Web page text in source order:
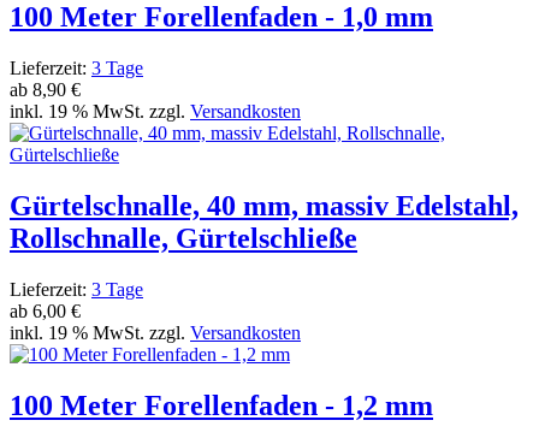
100 Meter Forellenfaden - 1,0 mm
Lieferzeit: 3 Tage
ab 8,90 €
inkl. 19 % MwSt. zzgl. Versandkosten
Gürtelschnalle, 40 mm, massiv Edelstahl,
Rollschnalle, Gürtelschließe
Lieferzeit: 3 Tage
ab 6,00 €
inkl. 19 % MwSt. zzgl. Versandkosten
100 Meter Forellenfaden - 1,2 mm